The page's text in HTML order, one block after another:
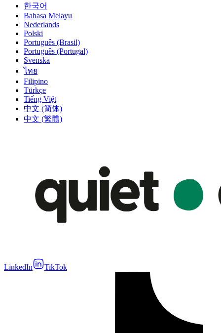
한국어
Bahasa Melayu
Nederlands
Polski
Português (Brasil)
Português (Portugal)
Svenska
ไทย
Filipino
Türkçe
Tiếng Việt
中文 (简体)
中文 (繁體)
LinkedIn TikTok